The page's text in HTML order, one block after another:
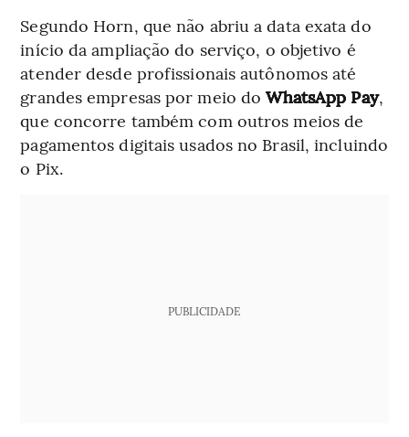
Segundo Horn, que não abriu a data exata do
início da ampliação do serviço, o objetivo é
atender desde profissionais autônomos até
grandes empresas por meio doWhatsApp Pay,
que concorre também com outros meios de
pagamentos digitais usados no Brasil, incluindo
o Pix.
PUBLICIDADE